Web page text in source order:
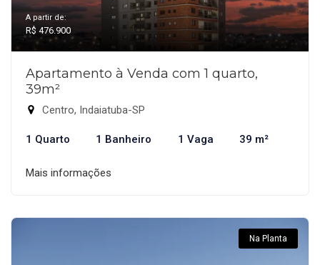
A partir de:
R$ 476.900
Apartamento à Venda com 1 quarto,
39m²
Centro, Indaiatuba-SP
1 Quarto 1 Banheiro 1 Vaga 39 m²
Mais informações
Na Planta